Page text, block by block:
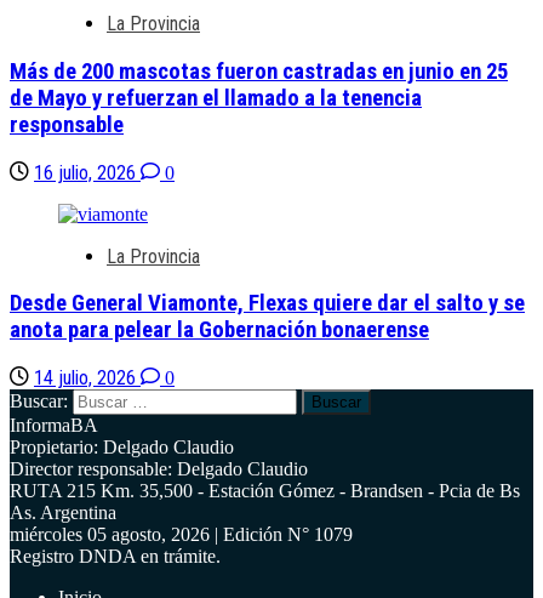
La Provincia
Más de 200 mascotas fueron castradas en junio en 25
de Mayo y refuerzan el llamado a la tenencia
responsable
16 julio, 2026 0
La Provincia
Desde General Viamonte, Flexas quiere dar el salto y se
anota para pelear la Gobernación bonaerense
14 julio, 2026
0
Buscar:
InformaBA
Propietario: Delgado Claudio
Director responsable: Delgado Claudio
RUTA 215 Km. 35,500 - Estación Gómez - Brandsen - Pcia de Bs
As. Argentina
miércoles 05 agosto, 2026 | Edición N° 1079
Registro DNDA en trámite.